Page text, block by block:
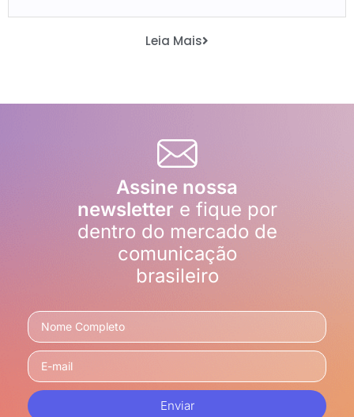
Leia Mais
Assine nossa
newsletter e fique por
dentro do mercado de
comunicação
brasileiro
Enviar